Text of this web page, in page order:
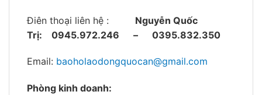
Điên thoại liên hệ : Nguyễn Quốc
Trị: 0945.972.246 – 0395.832.350
Email: baoholaodongquocan@gmail.com
Phòng kinh doanh: